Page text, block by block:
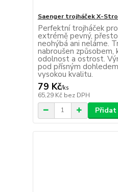
Saenger trojháček X-
Perfektní trojháček
extrémě pevný,
neohýbá ani neláme.
nabroušen způsobem,
odolnost a ostrost.
pod přísným
vysokou kvalitu.
79 Kč/ks
65,29 Kč bez DPH